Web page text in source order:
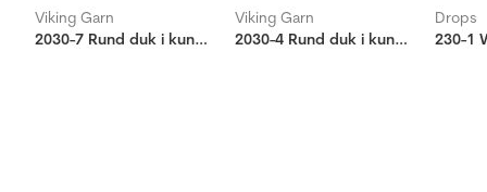
Viking Garn
2030-7 Rund duk i kunststrikk
Viking Garn
2030-4 Rund duk i kunsstrikk Lilla
Drops
230-1